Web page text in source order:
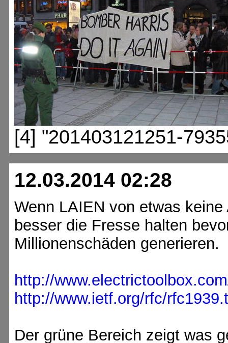
[4] "201403121251-
12.03.2014 02:28
Wenn LAIEN von etwas
besser die Fresse halten
Millionenschäden generieren.
http://
http://www.ietf.org/rfc/
Der grüne Bereich zeigt was